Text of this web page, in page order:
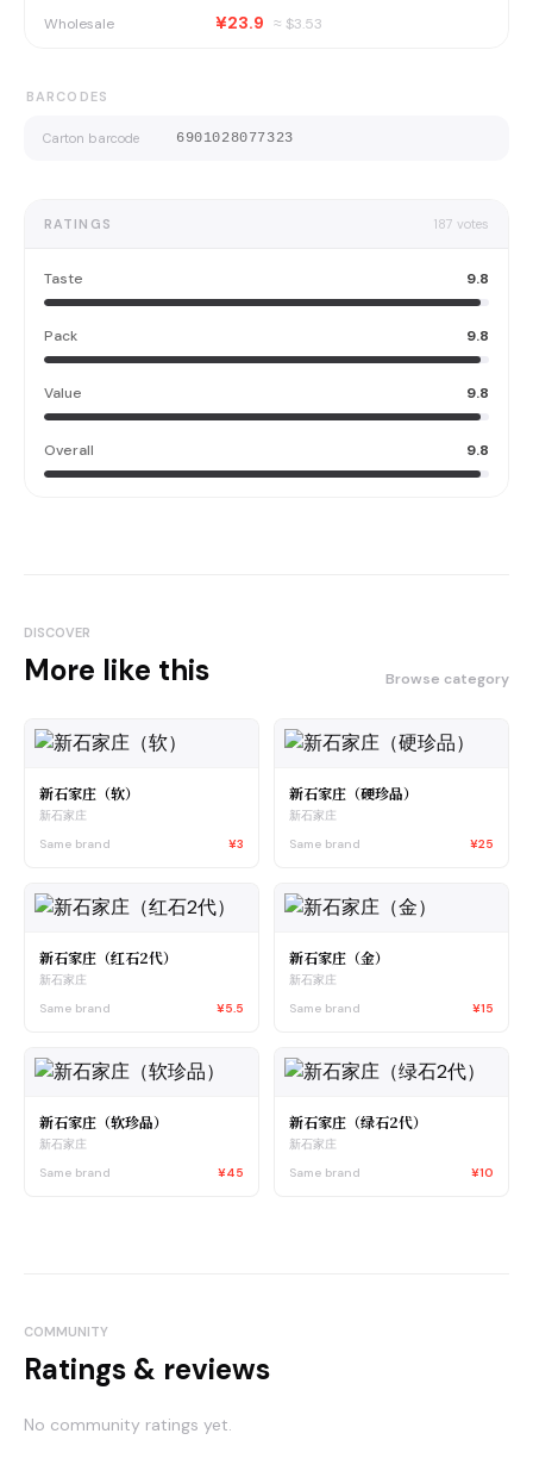
Wholesale ¥23.9 ≈ $3.53
BARCODES
Carton barcode 6901028077323
RATINGS 187 votes
Taste 9.8
Pack 9.8
Value 9.8
Overall 9.8
DISCOVER
More like this Browse category
新石家庄（软）
新石家庄
Same brand
¥3
新石家庄（硬珍品）
新石家庄
Same brand
¥25
新石家庄（红石2代）
新石家庄
Same brand
¥5.5
新石家庄（金）
新石家庄
Same brand
¥15
新石家庄（软珍品）
新石家庄
Same brand
¥45
新石家庄（绿石2代）
新石家庄
Same brand
¥10
COMMUNITY
Ratings & reviews
No community ratings yet.